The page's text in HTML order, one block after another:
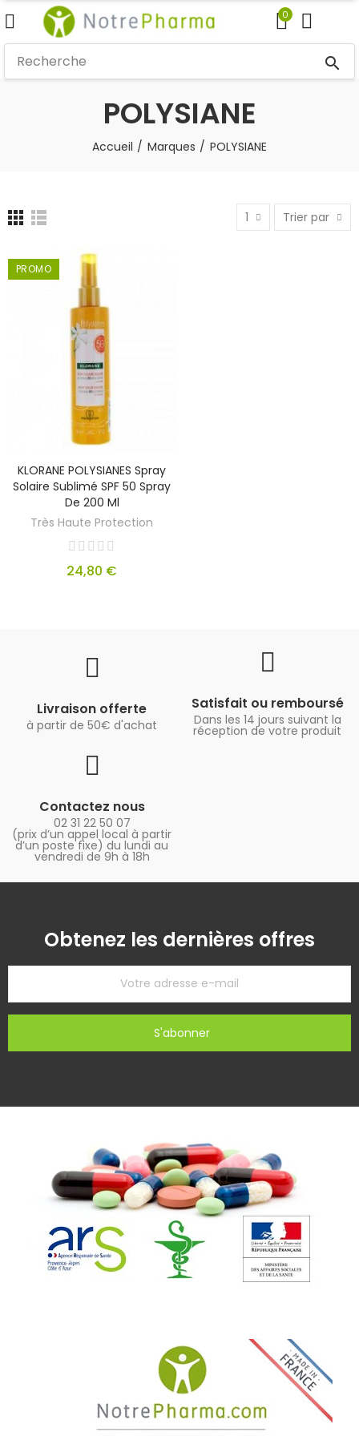
0
search
POLYSIANE
Accueil Marques POLYSIANE
1 Trier par
PROMO
KLORANE POLYSIANES Spray
Solaire Sublimé SPF 50 Spray
De 200 Ml
Très Haute Protection
24,80 €
Livraison offerte
à partir de 50€ d'achat
Satisfait ou remboursé
Dans les 14 jours suivant la
réception de votre produit
Contactez nous
02 31 22 50 07
(prix d’un appel local à partir
d’un poste fixe) du lundi au
vendredi de 9h à 18h
Obtenez les dernières offres
S'abonner